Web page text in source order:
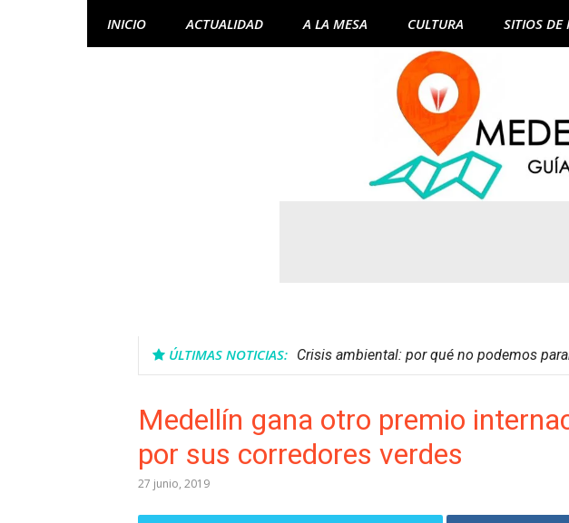
INICIO ACTUALIDAD A LA MESA CULTURA SITIOS DE
ÚLTIMAS NOTICIAS: Crisis ambiental: por qué no podemos
Medellín gana otro premio
por sus corredores verdes
27 junio, 2019